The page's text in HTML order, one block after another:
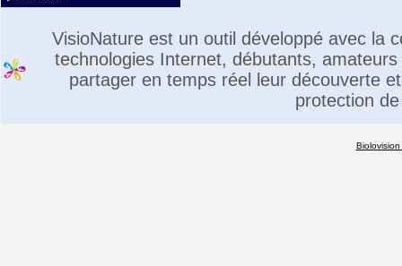
VisioNature est un outil développé avec la
technologies Internet, débutants,
partager en temps réel leur découverte
protection
Biolovision